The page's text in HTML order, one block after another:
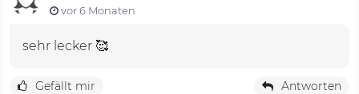
vor 6 Monaten
sehr lecker 🥰
Gefällt mir Antworten